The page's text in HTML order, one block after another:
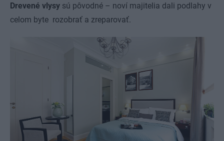
Drevené vlysy sú pôvodné – noví majitelia dali podlahy v
celom byte rozobrať a zreparovať.